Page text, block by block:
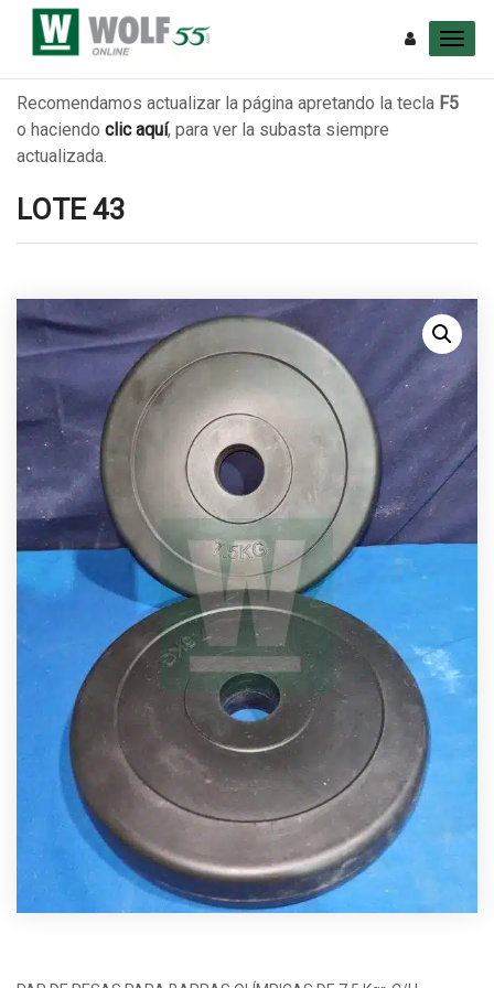
Recomendamos actualizar la página apretando la tecla F5
o haciendo clic aquí, para ver la subasta siempre
actualizada.
LOTE 43